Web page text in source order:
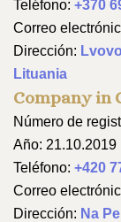
Teléfono: +370
Correo
Dirección:
Lituania
Company in
Número de
Año: 21.10.2019
Teléfono: +420
Correo
Dirección: Na